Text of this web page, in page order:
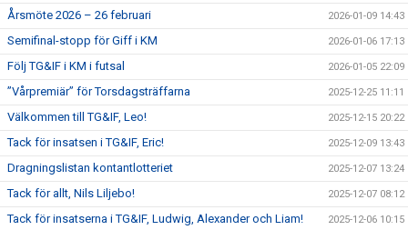
Årsmöte 2026 – 26 februari 2026-01-09 14:43
Semifinal-stopp för Giff i KM 2026-01-06 17:13
Följ TG&IF i KM i futsal 2026-01-05 22:09
”Vårpremiär” för Torsdagsträffarna 2025-12-25 11:11
Välkommen till TG&IF, Leo! 2025-12-15 20:22
Tack för insatsen i TG&IF, Eric! 2025-12-09 13:43
Dragningslistan kontantlotteriet 2025-12-07 13:24
Tack för allt, Nils Liljebo! 2025-12-07 08:12
Tack för insatserna i TG&IF, Ludwig, Alexander och Liam! 2025-12-06 10:15